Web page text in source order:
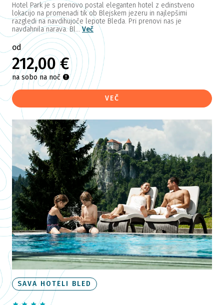
Hotel Park je s prenovo postal eleganten hotel z edinstveno
lokacijo na promenadi tik ob Blejskem jezeru in najlepšimi
razgledi na navdihujoče lepote Bleda. Pri prenovi nas je
navdahnila narava. Bl...Več
od
212,00 €
na sobo na noč
VEČ
SAVA HOTELI BLED